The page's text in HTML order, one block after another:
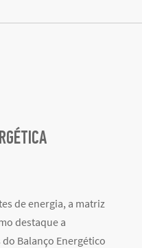
de energia, a matriz
destaque a
Balanço Energético